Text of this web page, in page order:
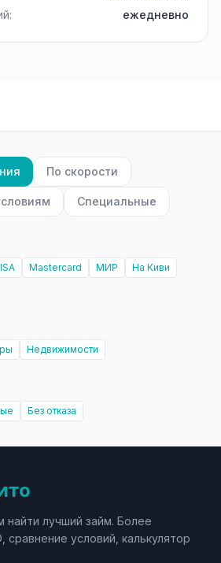
ежедневно
По скорости
Специальные
Mastercard МИР
На Киви
Недвижимости
Без отказа
найти лучший займ. Более
условий, калькулятор